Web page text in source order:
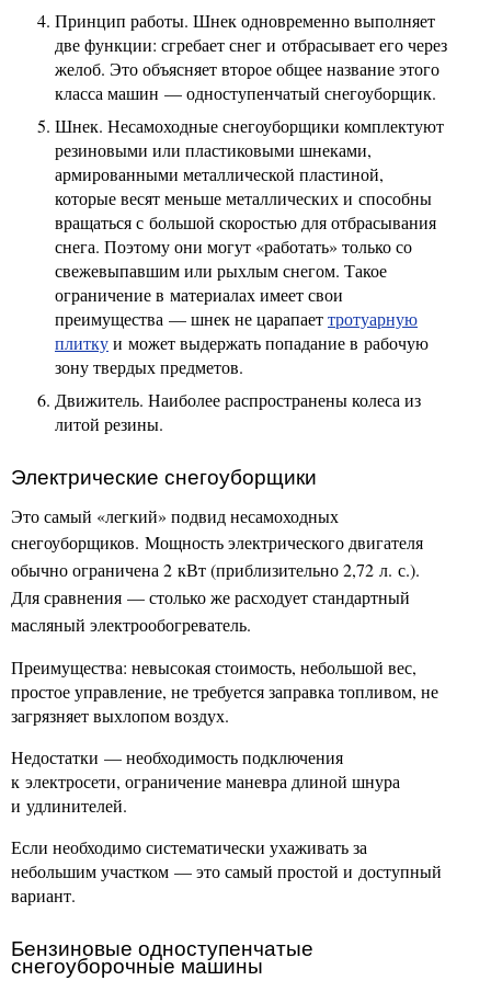
Принцип работы. Шнек одновременно выполняет
две функции: сгребает снег и отбрасывает его через
желоб. Это объясняет второе общее название этого
класса машин — одноступенчатый снегоуборщик.
Шнек. Несамоходные снегоуборщики комплектуют
резиновыми или пластиковыми шнеками,
армированными металлической пластиной,
которые весят меньше металлических и способны
вращаться с большой скоростью для отбрасывания
снега. Поэтому они могут «работать» только со
свежевыпавшим или рыхлым снегом. Такое
ограничение в материалах имеет свои
преимущества — шнек не царапаеттротуарную
плиткуи может выдержать попадание в рабочую
зону твердых предметов.
Движитель. Наиболее распространены колеса из
литой резины.
Электрические снегоуборщики
Это самый «легкий» подвид несамоходных
снегоуборщиков. Мощность электрического двигателя
обычно ограничена 2 кВт (приблизительно 2,72 л. с.).
Для сравнения — столько же расходует стандартный
масляный электрообогреватель.
Преимущества: невысокая стоимость, небольшой вес,
простое управление, не требуется заправка топливом, не
загрязняет выхлопом воздух.
Недостатки — необходимость подключения
к электросети, ограничение маневра длиной шнура
и удлинителей.
Если необходимо систематически ухаживать за
небольшим участком — это самый простой и доступный
вариант.
Бензиновые одноступенчатые
снегоуборочные машины